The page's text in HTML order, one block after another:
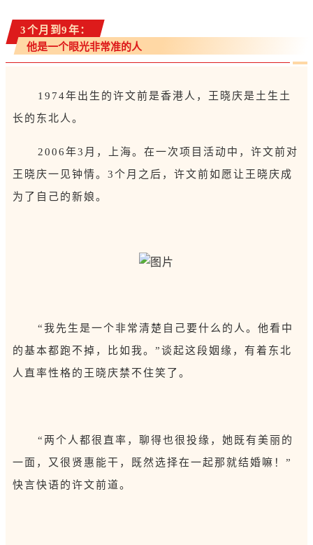
3个月到9年：
他是一个眼光非常准的人
1974年出生的许文前是香港人，王晓庆是土生土
长的东北人。
2006年3月，上海。在一次项目活动中，许文前对
王晓庆一见钟情。3个月之后，许文前如愿让王晓庆成
为了自己的新娘。
“我先生是一个非常清楚自己要什么的人。他看中
的基本都跑不掉，比如我。”谈起这段姻缘，有着东北
人直率性格的王晓庆禁不住笑了。
“两个人都很直率，聊得也很投缘，她既有美丽的
一面，又很贤惠能干，既然选择在一起那就结婚嘛！”
快言快语的许文前道。